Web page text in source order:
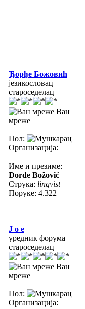
Ђорђе Божовић
језикословац
староседелац
Ван
мреже
Пол:
Организација:
Име и презиме:
Đorđe Božović
Струка: lingvist
Поруке: 4.322
J o e
уредник форума
староседелац
Ван
мреже
Пол:
Организација: